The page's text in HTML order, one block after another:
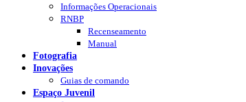
Informações Operacionais
RNBP
Recenseamento
Manual
Fotografia
Inovações
Guias de comando
Espaço Juvenil